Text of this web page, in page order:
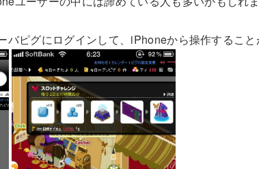
ピグにログインして、iPhoneから操作すること